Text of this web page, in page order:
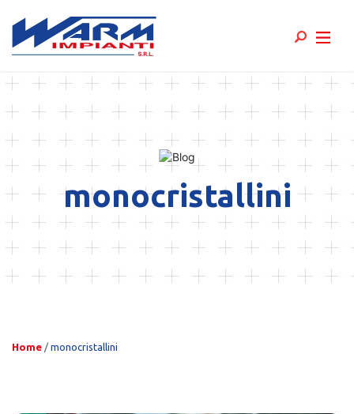
Skip
content
monocristallini
Home / monocristallini